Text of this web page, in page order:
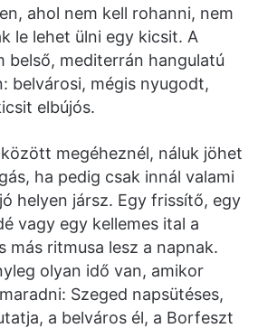
ahol nem kell rohanni, nem
le lehet ülni egy kicsit. A
belső, mediterrán hangulatú
belvárosi, mégis nyugodt,
elbújós.
megéheznél, náluk jöhet
ha pedig csak innál valami
helyen jársz. Egy frissítő, egy
vagy egy kellemes ital a
más ritmusa lesz a napnak.
olyan idő van, amikor
Szeged napsütéses,
a belváros él, a Borfeszt